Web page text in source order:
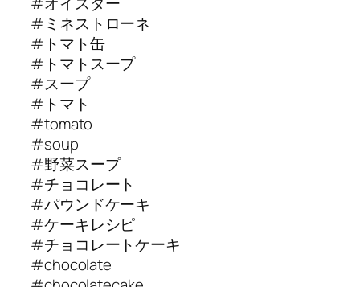
#ミネストローネ
#トマト缶
#トマトスープ
#スープ
#トマト
#tomato
#soup
#野菜スープ
#チョコレート
#パウンドケーキ
#ケーキレシピ
#チョコレートケーキ
#chocolate